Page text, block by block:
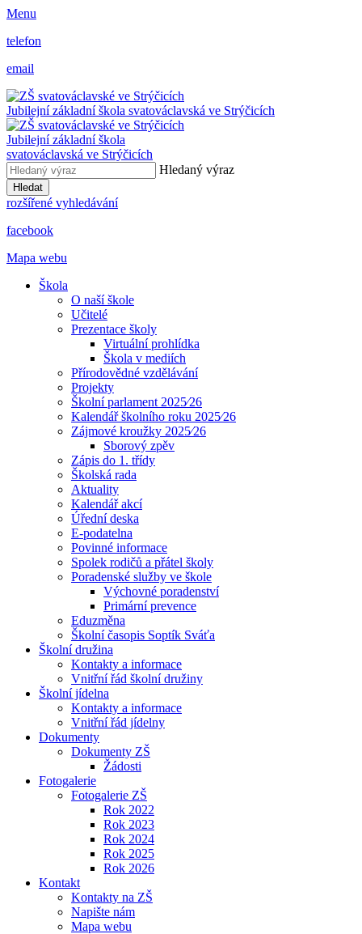
Menu
telefon
email
Jubilejní základní škola svatováclavská ve Strýčicích
Jubilejní základní škola
svatováclavská ve Strýčicích
Hledaný výraz
Hledat
rozšířené vyhledávání
facebook
Mapa webu
Škola
O naší škole
Učitelé
Prezentace školy
Virtuální prohlídka
Škola v mediích
Přírodovědné vzdělávání
Projekty
Školní parlament 2025⁄26
Kalendář školního roku 2025⁄26
Zájmové kroužky 2025⁄26
Sborový zpěv
Zápis do 1. třídy
Školská rada
Aktuality
Kalendář akcí
Úřední deska
E-podatelna
Povinné informace
Spolek rodičů a přátel školy
Poradenské služby ve škole
Výchovné poradenství
Primární prevence
Eduzměna
Školní časopis Soptík Sváťa
Školní družina
Kontakty a informace
Vnitřní řád školní družiny
Školní jídelna
Kontakty a informace
Vnitřní řád jídelny
Dokumenty
Dokumenty ZŠ
Žádosti
Fotogalerie
Fotogalerie ZŠ
Rok 2022
Rok 2023
Rok 2024
Rok 2025
Rok 2026
Kontakt
Kontakty na ZŠ
Napište nám
Mapa webu